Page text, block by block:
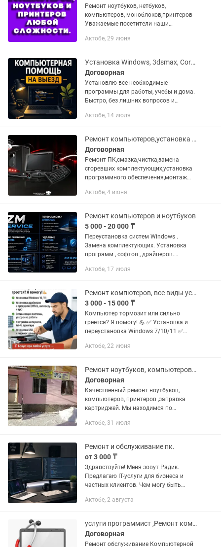
Ремонт ноутбуков, нетбуков,
компьютеров, моноблоков,принтеров
Уважаемые посетители наши
"Сервис IT" предлагает Вам огромный
компьютеров,...
Актобе, 29 июня
Установка Windows, 3dsmax, CorelDraw, Photoshop, ремонт компьютера
Договорная
Установлю все необходимые
программы для работы, учебы и дома.
Быстро, без лишних вопросов и
Установка Windows 10 / 11 • Полная
ремонт...
Актобе, 14 июля
Ремонт компьютеров,установка программного обеспечения,монтаж сетей
Договорная
Ремонт ПК,смазка,чистка,замена
сгоревших комплектующих,установка
программного обеспечения,монтаж
видеонаблюдения.
Актобе, 4 июня
Ремонт компьютеров и ноутбуков
5 000 - 20 000 ₸
Переустановка систем Windows .
Замена комплектующих. Установка
программ , софтов , драйверов.
Актобе, 17 июля
Ремонт компютеров, все виды услуги
3 000 - 15 000 ₸
Компьютер тормозит или сильно
греется? Я помогу! 💪 ✅ Установка и
переустановка Windows 7/10/11 ✅
и ноутбуков ✅ Поиск и устранение
Актобе, 22 июня
Ремонт ноутбуков, компьютеров, ,принтеров, заправка картриджей
Договорная
Качественный ремонт ноутбуков,
компьютеров, принтеров ,заправка
картриджей. Мы находимся по
16:30, Суббота и Воскресенье
Актобе, 31 июля
Ремонт и обслуживание пк.
от 3 000 ₸
Здравствуйте! Меня зовут Радик.
Предлагаю IT-услуги для бизнеса и
частных клиентов. Чем могу быть
компьютеров • Установка и настройка
Актобе, 2 августа
услуги программист ,Ремонт компьютеров и орг.техники. В актобе
Договорная
Ремонт обслуживание Компьютерной